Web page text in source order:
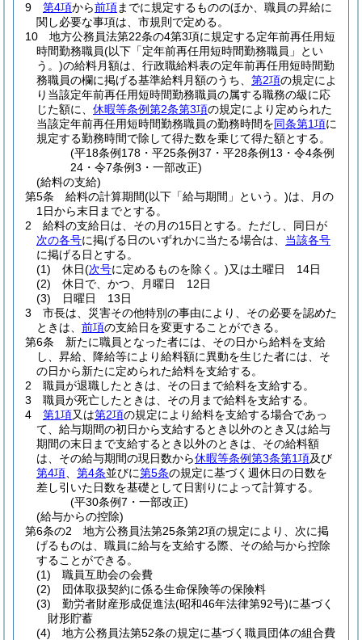
9
第4項から前項までに規定するもののほか、職員の昇給に
関し必要な事項は、市規則で定める。
10
地方公務員法第22条の4第3項に規定する定年前再任用短
時間勤務職員(以下「定年前再任用短時間勤務職員」とい
う。)の給料月額は、行政職給料表の定年前再任用短時間勤
務職員の欄に掲げる基準給料月額のうち、 第2項の規定によ
り当該定年前再任用短時間勤務職員の属する職務の級に応
じた額に、 休暇等条例第2条第3項の規定により定められた
当該定年前再任用短時間勤務職員の勤務時間を同条第1項に
規定する勤務時間で除して得た数を乗じて得た額とする。
(平18条例178・平25条例37・平28条例13・令4条例
24・令7条例3・一部改正)
(給料の支給)
第5条
給料の計算期間(以下「給与期間」という。)は、月の
1日から末日までとする。
2
給料の支給日は、その月の15日とする。 ただし、同日が
次の各号に掲げる日のいずれかに当たる場合は、 当該各号
に掲げる日とする。
(1)
休日(次号に定めるものを除く。)又は土曜日 14日
(2)
休日で、かつ、月曜日 12日
(3)
日曜日 13日
3
市長は、災害その他特別の事由により、その必要を認めた
ときは、 前項の支給日を変更することができる。
第6条
新たに職員となった者には、その日から給料を支給
し、昇給、降給等により給料額に異動を生じた者には、そ
の日から新たに定められた給料を支給する。
2
職員が退職したときは、その日まで給料を支給する。
3
職員が死亡したときは、その月まで給料を支給する。
4
第1項又は第2項の規定により給料を支給する場合であっ
て、給与期間の初日から支給するとき以外のとき又は給与
期間の末日まで支給するとき以外のときは、その給料額
は、その給与期間の現日数から休暇等条例第3条第1項及び
第4項
第4条並びに第5条の規定に基づく週休日の日数を
差し引いた日数を基礎として日割りによって計算する。
(平30条例7・一部改正)
(給与からの控除)
第6条の2
地方公務員法第25条第2項の規定により、次に掲
げるものは、職員に給与を支給する際、その給与から控除
することができる。
(1)
職員互助会の会費
(2)
団体取扱契約に係る生命保険等の保険料
(3)
勤労者財産形成促進法(昭和46年法律第92号)に基づく
財形貯蓄
(4)
地方公務員法第52条の規定に基づく職員団体の組合費